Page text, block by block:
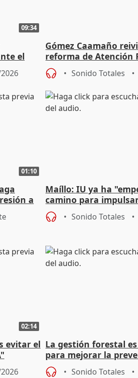
09:34
el
Gómez Caamaño
reforma de Atención
reforzará la
Sonido Totales
01:10
a
Maíllo: IU ya ha
camino para
unitarios para las
Sonido Totales
02:14
evitar el La gestión forestal
para mejorar la
actuación frente a
Sonido Totales